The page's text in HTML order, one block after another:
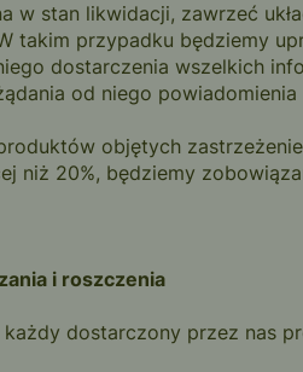
w stan likwidacji, zawrzeć
takim przypadku będziemy
dostarczenia wszelkich
od niego
objętych
niż 20%, będziemy
i roszczenia
każdy dostarczony przez nas